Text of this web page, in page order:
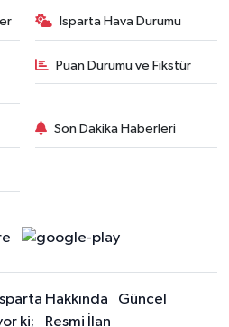
Isparta Hava Durumu
Puan Durumu ve Fikstür
Son Dakika Haberleri
Isparta Hakkında
Güncel
ki;
Resmi İlan